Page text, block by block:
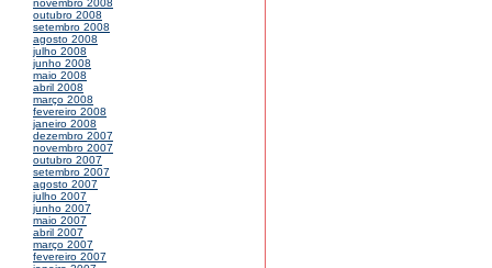
novembro 2008
outubro 2008
setembro 2008
agosto 2008
julho 2008
junho 2008
maio 2008
abril 2008
março 2008
fevereiro 2008
janeiro 2008
dezembro 2007
novembro 2007
outubro 2007
setembro 2007
agosto 2007
julho 2007
junho 2007
maio 2007
abril 2007
março 2007
fevereiro 2007